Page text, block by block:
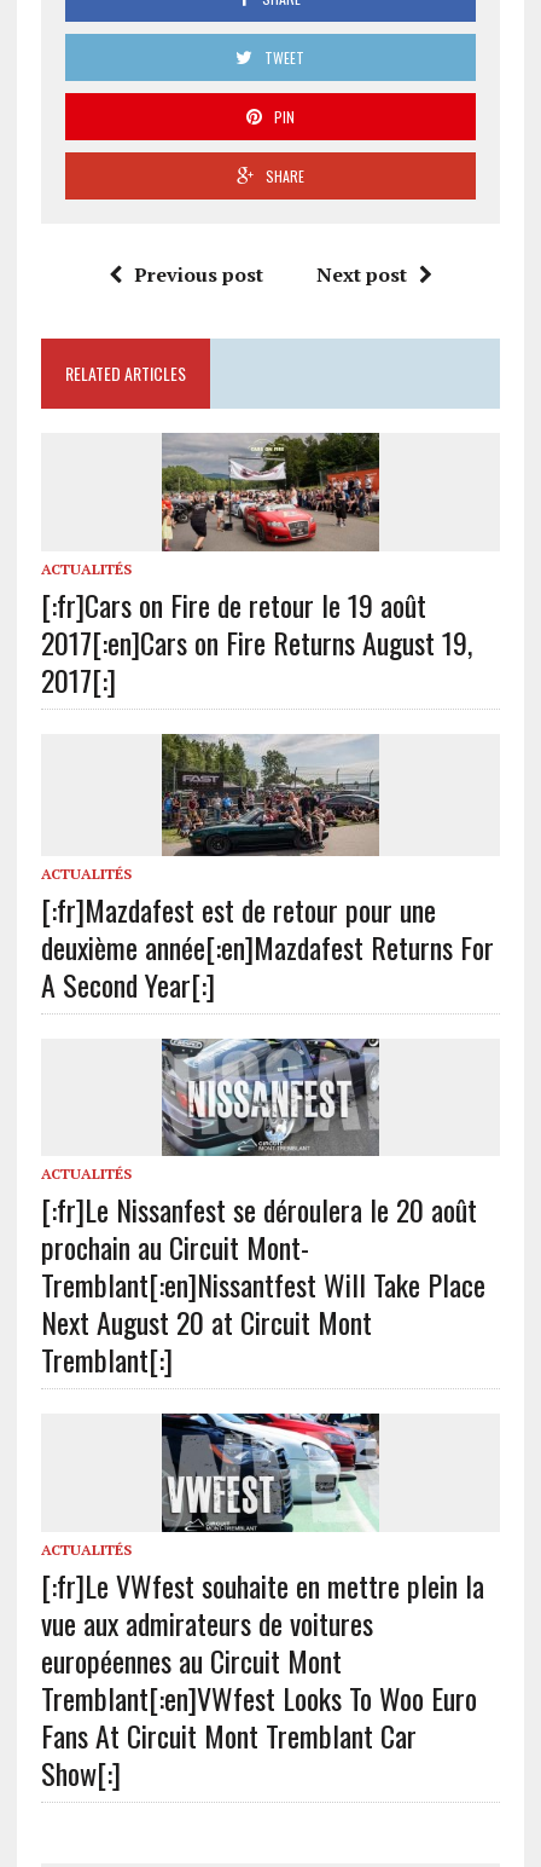
TWEET
PIN
SHARE
Previous post Next post
RELATED ARTICLES
ACTUALITÉS
[:fr]Cars on Fire de retour le 19 août
2017[:en]Cars on Fire Returns August 19,
2017[:]
ACTUALITÉS
[:fr]Mazdafest est de retour pour une
deuxième année[:en]Mazdafest Returns For
A Second Year[:]
ACTUALITÉS
[:fr]Le Nissanfest se déroulera le 20 août
prochain au Circuit Mont-
Tremblant[:en]Nissantfest Will Take Place
Next August 20 at Circuit Mont
Tremblant[:]
ACTUALITÉS
[:fr]Le VWfest souhaite en mettre plein la
vue aux admirateurs de voitures
européennes au Circuit Mont
Tremblant[:en]VWfest Looks To Woo Euro
Fans At Circuit Mont Tremblant Car
Show[:]